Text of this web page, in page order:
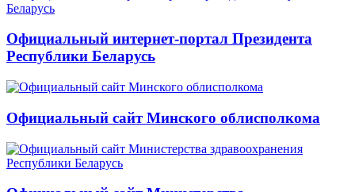
Официальный интернет-портал Президента
Республики Беларусь
Официальный сайт Минского облисполкома